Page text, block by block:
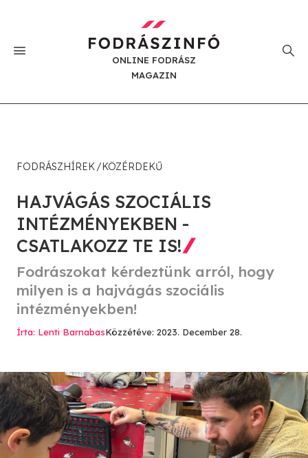
ONLINE FODRÁSZ
MAGAZIN
FODRÁSZHÍREK KÖZÉRDEKŰ
HAJVÁGÁS SZOCIÁLIS
INTÉZMÉNYEKBEN -
CSATLAKOZZ TE IS!
Fodrászokat kérdeztünk arról, hogy
milyen is a hajvágás szociális
intézményekben!
Írta: Lenti BarnabasKözzétéve: 2023. December 28.